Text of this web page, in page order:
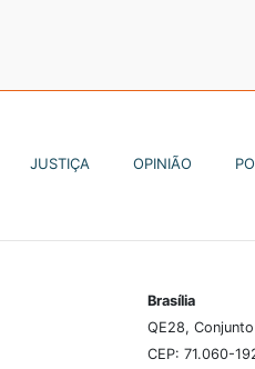
JUSTIÇA OPINIÃO
Brasília
QE28,
CEP: 71.060-